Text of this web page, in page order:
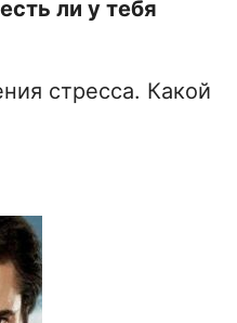
ли у тебя
стресса. Какой